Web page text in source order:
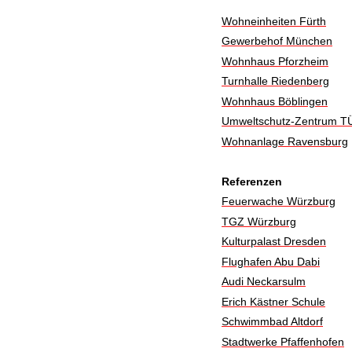
Wohneinheiten Fürth
Gewerbehof München
Wohnhaus Pforzheim
Turnhalle Riedenberg
Wohnhaus Böblingen
Umweltschutz-Zentrum
Wohnanlage Ravensburg
Referenzen
Feuerwache Würzburg
TGZ Würzburg
Kulturpalast Dresden
Flughafen Abu Dabi
Audi Neckarsulm
Erich Kästner Schule
Schwimmbad Altdorf
Stadtwerke Pfaffenhofen